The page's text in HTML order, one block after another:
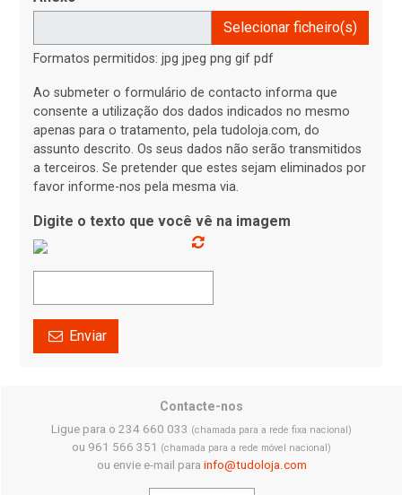
Selecionar ficheiro(s)
Formatos permitidos: jpg jpeg png gif pdf
Ao submeter o formulário de contacto informa que
consente a utilização dos dados indicados no mesmo
apenas para o tratamento, pela tudoloja.com, do
assunto descrito. Os seus dados não serão transmitidos
a terceiros. Se pretender que estes sejam eliminados por
favor informe-nos pela mesma via.
Digite o texto que você vê na imagem
Enviar
Contacte-nos
Ligue para o 234 660 033 (chamada para a rede fixa nacional)
ou 961 566 351 (chamada para a rede móvel nacional)
ou envie e-mail para info@tudoloja.com